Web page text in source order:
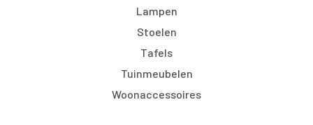
Lampen
Stoelen
Tafels
Tuinmeubelen
Woonaccessoires